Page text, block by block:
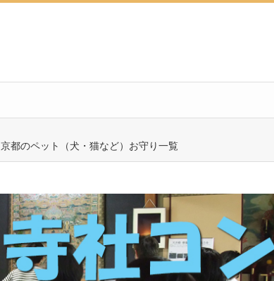
京都のペット（犬・猫など）お守り一覧